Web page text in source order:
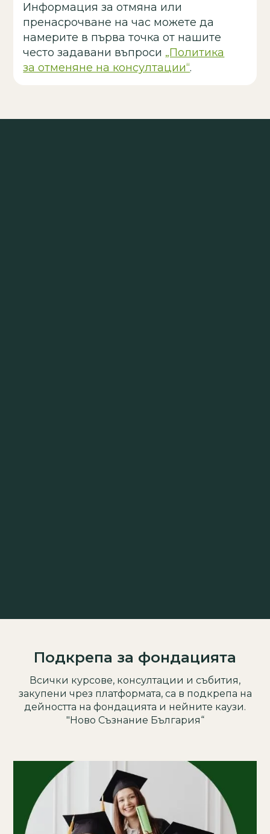
Информация за отмяна или
пренасрочване на час можете да
намерите в първа точка от нашите
често задавани въпроси „Политика
за отменяне на консултации“.
Подкрепа за фондацията
Всички курсове, консултации и събития,
закупени чрез платформата, са в подкрепа на
дейността на фондацията и нейните каузи.
"Ново Съзнание България“